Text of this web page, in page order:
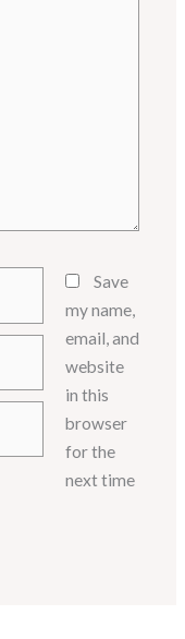
Save
my name,
email, and
website
in this
browser
for the
next time